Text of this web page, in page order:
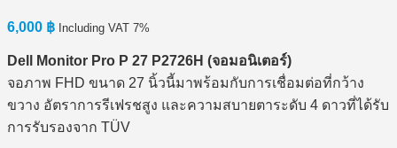
6,000 ฿ Including VAT 7%
Dell Monitor Pro P 27 P2726H​ (จอมอนิเตอร์)
จอภาพ FHD ขนาด 27 นิ้วนี้มาพร้อมกับการเชื่อมต่อที่กว้าง
ขวาง อัตราการรีเฟรชสูง และความสบายตาระดับ 4 ดาวที่ได้รับ
การรับรองจาก TÜV